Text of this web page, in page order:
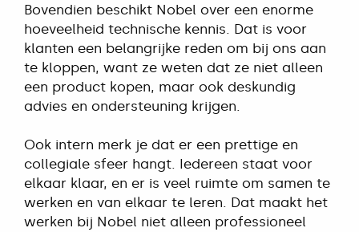
Bovendien beschikt Nobel over een enorme
hoeveelheid technische kennis. Dat is voor
klanten een belangrijke reden om bij ons aan
te kloppen, want ze weten dat ze niet alleen
een product kopen, maar ook deskundig
advies en ondersteuning krijgen.
Ook intern merk je dat er een prettige en
collegiale sfeer hangt. Iedereen staat voor
elkaar klaar, en er is veel ruimte om samen te
werken en van elkaar te leren. Dat maakt het
werken bij Nobel niet alleen professioneel